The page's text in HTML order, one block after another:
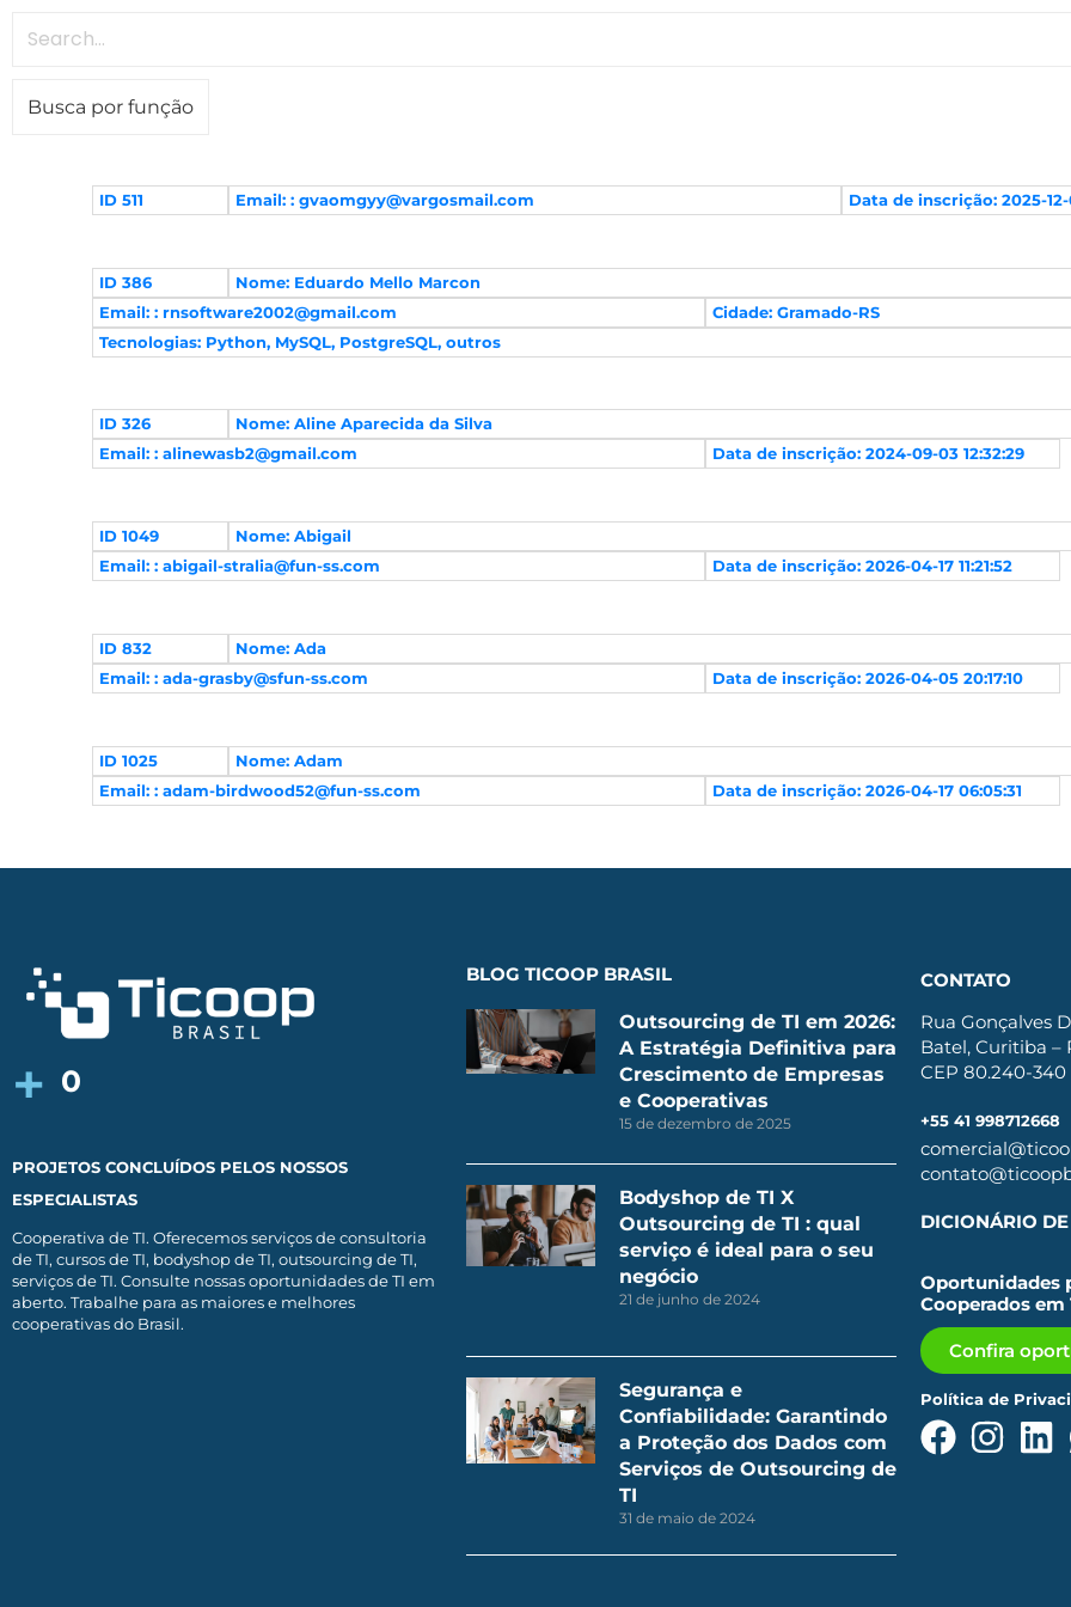
Busca por função
ID 511 Email: :gvaomgyy@vargosmail.com Data de inscrição: 2025-12-
ID 386
Nome: Eduardo Mello Marcon
Email: : rnsoftware2002@gmail.com Cidade: Gramado-RS
Tecnologias: Python, MySQL, PostgreSQL, outros
ID 326
Nome: Aline Aparecida da Silva
Email: :alinewasb2@gmail.com Data de inscrição: 2024-09-03 12:32:29
ID 1049
Nome: Abigail
Email: :abigail-stralia@fun-ss.com Data de inscrição: 2026-04-17 11:21:52
ID 832
Nome: Ada
Email: :ada-grasby@sfun-ss.com Data de inscrição: 2026-04-05 20:17:10
ID 1025
Nome: Adam
Email: :adam-birdwood52@fun-ss.com Data de inscrição: 2026-04-17 06:05:31
+ 0
PROJETOS CONCLUÍDOS PELOS NOSSOS
ESPECIALISTAS
Cooperativa de TI. Oferecemos serviços de consultoria
de TI, cursos de TI, bodyshop de TI, outsourcing de TI,
serviços de TI. Consulte nossas oportunidades de TI em
aberto. Trabalhe para as maiores e melhores
cooperativas do Brasil.
BLOG TICOOP BRASIL
Outsourcing de TI em 2026:
A Estratégia Definitiva para
Crescimento de Empresas
e Cooperativas
15 de dezembro de 2025
Bodyshop de TI X
Outsourcing de TI : qual
serviço é ideal para o seu
negócio
21 de junho de 2024
Segurança e
Confiabilidade: Garantindo
a Proteção dos Dados com
Serviços de Outsourcing de
TI
31 de maio de 2024
CONTATO
Rua Gonçalves
Batel, Curitiba –
CEP 80.240-340
+55 41 998712668
DICIONÁRIO DE
Oportunidades
Cooperados em
Confira
Política de